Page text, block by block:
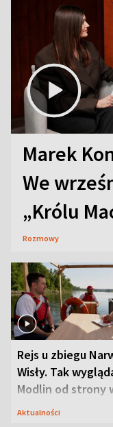
Marek
We
„Królu
Rozmowy
Rejs u zbiegu
Wisły. Tak
Modlin od strony
Aktualności